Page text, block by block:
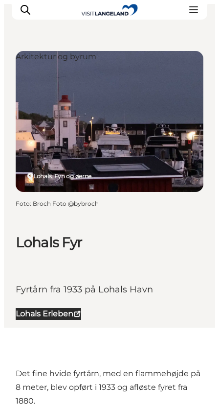
Byer og øer
Outdoor
Overnatning
Planlæg ferie
Lohals Fyr
Fyrtårn fra 1933 på Lohals Havn
Lohals Erleben
Lohals, Fyn og øerne
Arkitektur og byrum
Foto: Broch Foto @bybroch
Det fine hvide fyrtårn, med en flammehøjde på
8 meter, blev opført i 1933 og afløste fyret fra
1880.